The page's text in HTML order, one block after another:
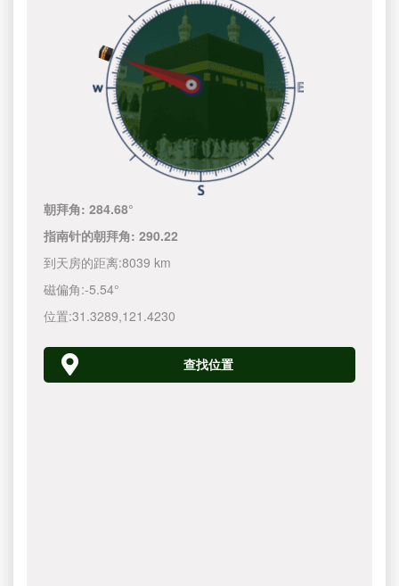
朝拜角:284.68°
指南针的朝拜角:290.22
到天房的距离:8039 km
磁偏角:-5.54°
位置:31.3289,121.4230
查找位置